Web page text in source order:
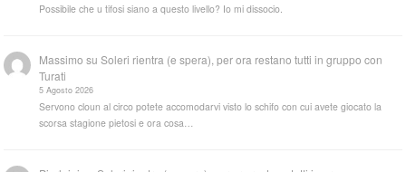
Possibile che u tifosi siano a questo livello? Io mi dissocio.
Massimo suSoleri rientra (e spera), per ora restano tutti in gruppo con
Turati
5 Agosto 2026
Servono cloun al circo potete accomodarvi visto lo schifo con cui avete giocato la
scorsa stagione pietosi e ora cosa…